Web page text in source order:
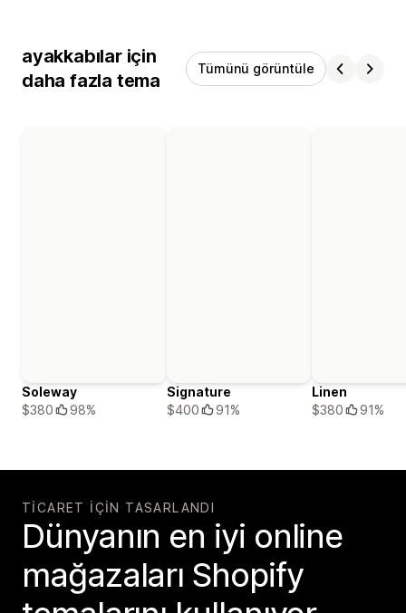
ayakkabılar için
daha fazla tema
Tümünü görüntüle
Soleway
$380
98%
Signature
$400
91%
Linen
$380
91%
TICARET IÇIN TASARLANDI
Dünyanın en iyi online
mağazaları Shopify